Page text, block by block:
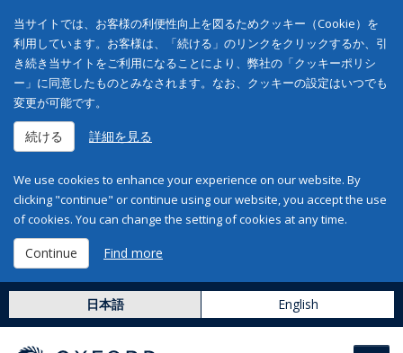
当サイトでは、お客様の利便性向上を図るためクッキー（Cookie）を
利用しています。お客様は、「続ける」のリンクをクリックするか、引
き続き当サイトをご利用になることにより、弊社の「クッキーポリシ
ー」に同意したものとみなされます。なお、クッキーの設定はいつでも
変更が可能です。
続ける 詳細を見る
We use cookies to enhance your experience on our website. By
clicking "continue" or continue using our website, you accept the use
of cookies. You can change the setting of cookies at any time.
Continue Find more
日本語 English